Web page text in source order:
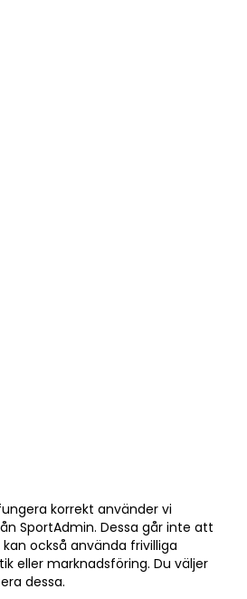
korrekt använder vi
SportAdmin. Dessa går inte att
också använda frivilliga
eller marknadsföring. Du väljer
dessa.